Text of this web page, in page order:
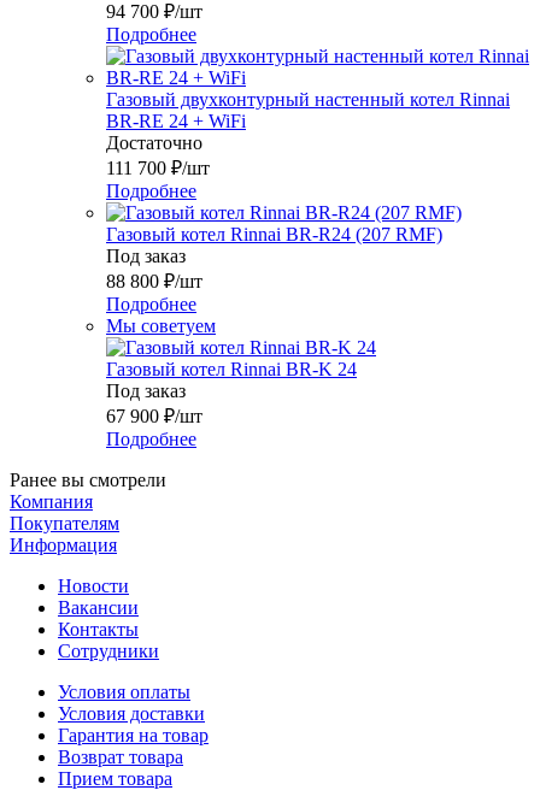
94 700 ₽/шт
Подробнее
Газовый двухконтурный настенный котел Rinnai
BR-RE 24 + WiFi
Достаточно
111 700 ₽/шт
Подробнее
Газовый котел Rinnai BR-R24 (207 RMF)
Под заказ
88 800 ₽/шт
Подробнее
Мы советуем
Газовый котел Rinnai BR-K 24
Под заказ
67 900 ₽/шт
Подробнее
Ранее вы смотрели
Компания
Покупателям
Информация
Новости
Вакансии
Контакты
Сотрудники
Условия оплаты
Условия доставки
Гарантия на товар
Возврат товара
Прием товара